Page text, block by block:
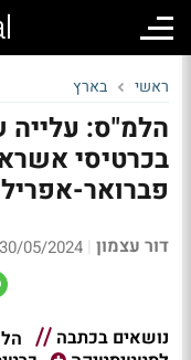
ראשי בארץ
בכרטיסי
פברואר-אפריל
דור עצמון |
30/05/2024 13:53
נושאים בכתבה